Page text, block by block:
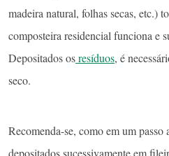
madeira natural, folhas secas, etc.)
composteira residencial funciona e
Depositados osresíduos, é
seco.
Recomenda-se, como em um passo
depositados sucessivamente em